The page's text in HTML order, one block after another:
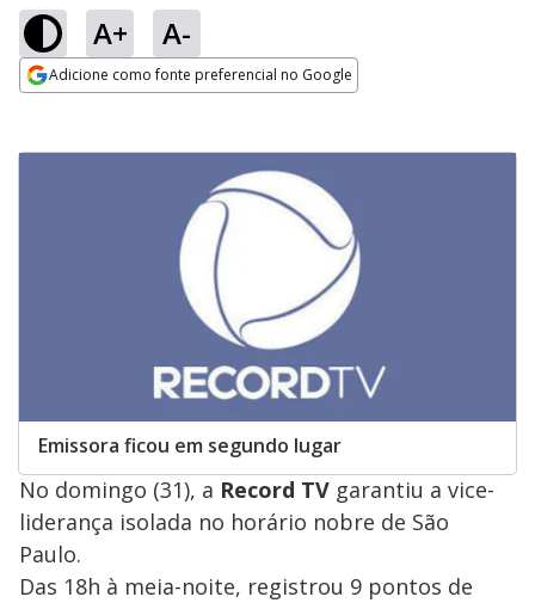
A+ A-
Adicione como fonte preferencial no Google
Emissora ficou em segundo lugar
No domingo (31), a Record TV garantiu a vice-
liderança isolada no horário nobre de São
Paulo.
Das 18h à meia-noite, registrou 9 pontos de